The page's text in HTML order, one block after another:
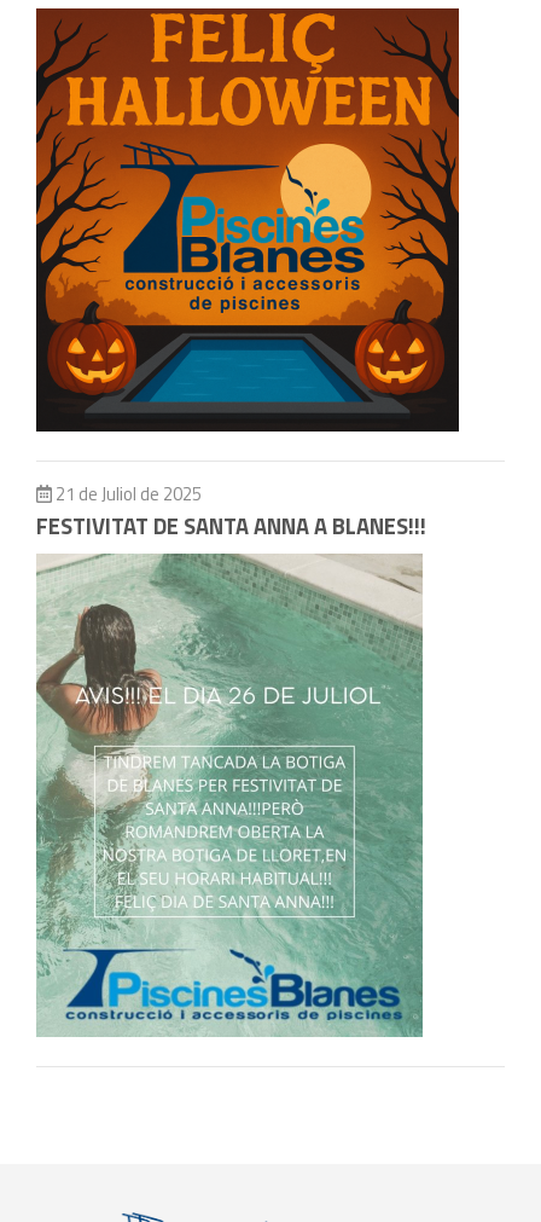
21 de Juliol de 2025
FESTIVITAT DE SANTA ANNA A BLANES!!!